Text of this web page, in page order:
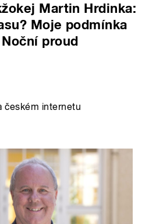
Martin Hrdinka:
Moje podmínka
proud
českém internetu